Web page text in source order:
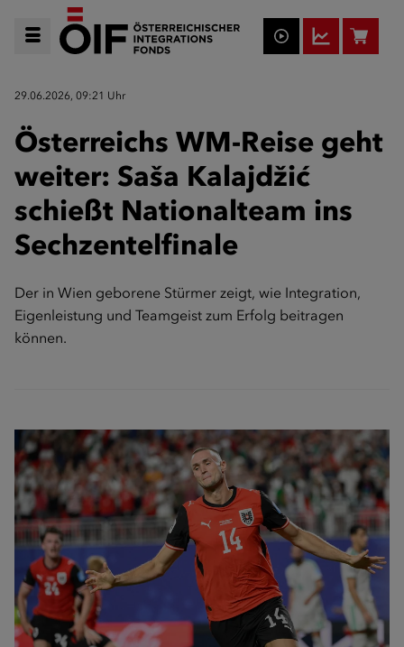
29.06.2026, 09:21 Uhr
Österreichs WM-Reise geht
weiter: Saša Kalajdžić
schießt Nationalteam ins
Sechzentelfinale
Der in Wien geborene Stürmer zeigt, wie Integration,
Eigenleistung und Teamgeist zum Erfolg beitragen
können.